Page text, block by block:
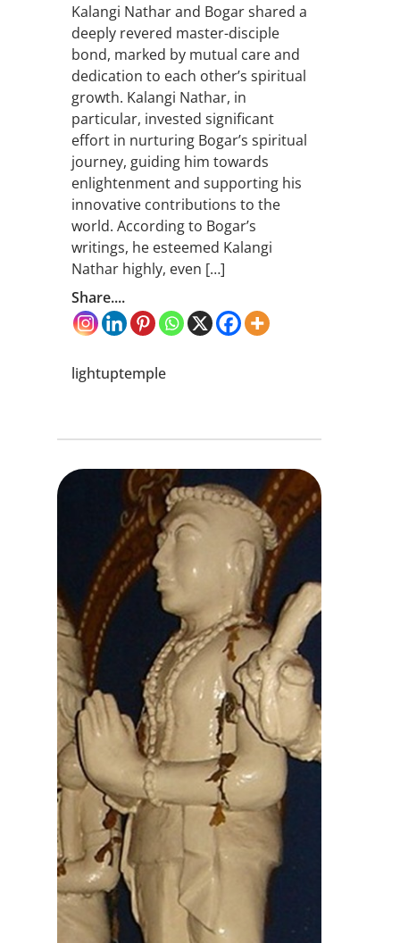
Kalangi Nathar and Bogar shared a
deeply revered master-disciple
bond, marked by mutual care and
dedication to each other’s spiritual
growth. Kalangi Nathar, in
particular, invested significant
effort in nurturing Bogar’s spiritual
journey, guiding him towards
enlightenment and supporting his
innovative contributions to the
world. According to Bogar’s
writings, he esteemed Kalangi
Nathar highly, even […]
Share....
lightuptemple